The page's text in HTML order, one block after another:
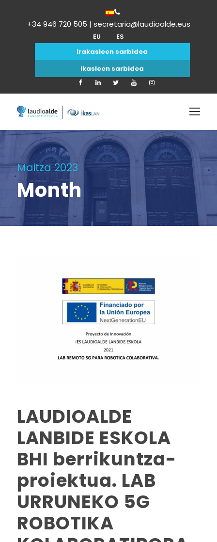
+34 946 720 505 | secretaria@laudioalde.eus
EU
ES
Irakasleen sarbidea
Ikasleen sarbidea
Maitza 2023
Month
LAUDIOALDE
LANBIDE ESKOLA
BHI berrikuntza-
proiektua. LAB
URRUNEKO 5G
ROBOTIKA